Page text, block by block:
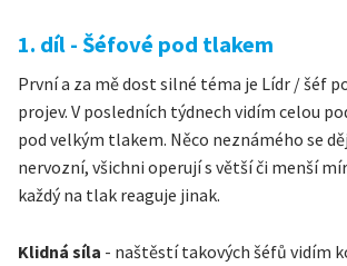
1. díl - Šéfové pod tlakem
První a za mě dost silné téma je Lídr / šéf
projev. V posledních týdnech vidím celou
pod velkým tlakem. Něco neznámého se
nervozní, všichni operují s větší či menší
každý na tlak reaguje jinak.
Klidná síla - naštěstí takových šéfů vidím